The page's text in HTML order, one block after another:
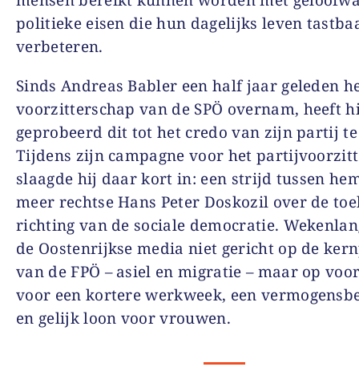
politieke eisen die hun dagelijks leven
verbeteren.
Sinds Andreas Babler een half jaar geleden
voorzitterschap van de SPÖ overnam, heeft
geprobeerd dit tot het credo van zijn partij
Tijdens zijn campagne voor het
slaagde hij daar kort in: een strijd tussen
meer rechtse Hans Peter Doskozil over de
richting van de sociale democratie.
de Oostenrijkse media niet gericht op de
van de FPÖ – asiel en migratie – maar op
voor een kortere werkweek, een
en gelijk loon voor vrouwen.